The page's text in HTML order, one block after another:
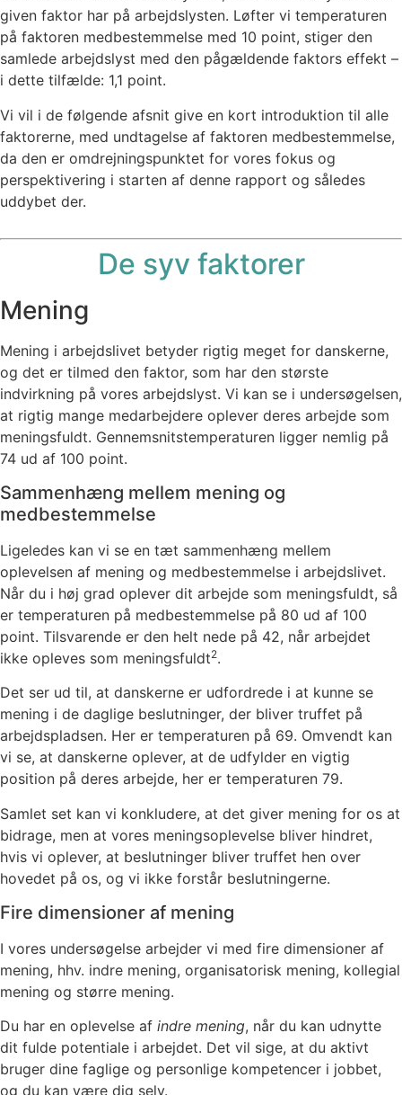
given faktor har på arbejdslysten. Løfter vi temperaturen
på faktoren medbestemmelse med 10 point, stiger den
samlede arbejdslyst med den pågældende faktors effekt –
i dette tilfælde: 1,1 point.
Vi vil i de følgende afsnit give en kort introduktion til alle
faktorerne, med undtagelse af faktoren medbestemmelse,
da den er omdrejningspunktet for vores fokus og
perspektivering i starten af denne rapport og således
uddybet der.
De syv faktorer
Mening
Mening i arbejdslivet betyder rigtig meget for danskerne,
og det er tilmed den faktor, som har den største
indvirkning på vores arbejdslyst. Vi kan se i undersøgelsen,
at rigtig mange medarbejdere oplever deres arbejde som
meningsfuldt. Gennemsnitstemperaturen ligger nemlig på
74 ud af 100 point.
Sammenhæng mellem mening og
medbestemmelse
Ligeledes kan vi se en tæt sammenhæng mellem
oplevelsen af mening og medbestemmelse i arbejdslivet.
Når du i høj grad oplever dit arbejde som meningsfuldt, så
er temperaturen på medbestemmelse på 80 ud af 100
point. Tilsvarende er den helt nede på 42, når arbejdet
ikke opleves som meningsfuldt2.
Det ser ud til, at danskerne er udfordrede i at kunne se
mening i de daglige beslutninger, der bliver truffet på
arbejdspladsen. Her er temperaturen på 69. Omvendt kan
vi se, at danskerne oplever, at de udfylder en vigtig
position på deres arbejde, her er temperaturen 79.
Samlet set kan vi konkludere, at det giver mening for os at
bidrage, men at vores meningsoplevelse bliver hindret,
hvis vi oplever, at beslutninger bliver truffet hen over
hovedet på os, og vi ikke forstår beslutningerne.
Fire dimensioner af mening
I vores undersøgelse arbejder vi med fire dimensioner af
mening, hhv. indre mening, organisatorisk mening, kollegial
mening og større mening.
Du har en oplevelse af indre mening, når du kan udnytte
dit fulde potentiale i arbejdet. Det vil sige, at du aktivt
bruger dine faglige og personlige kompetencer i jobbet,
og du kan være dig selv.